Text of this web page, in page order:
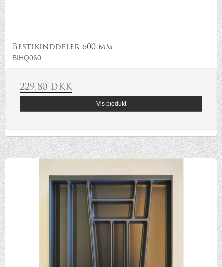
Bestikinddeler 600 mm
BIHQ060
229,80 DKK
Vis produkt